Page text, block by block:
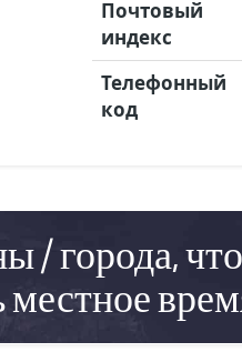
Почтовый
индекс
Телефонный
код
/ города,
местное